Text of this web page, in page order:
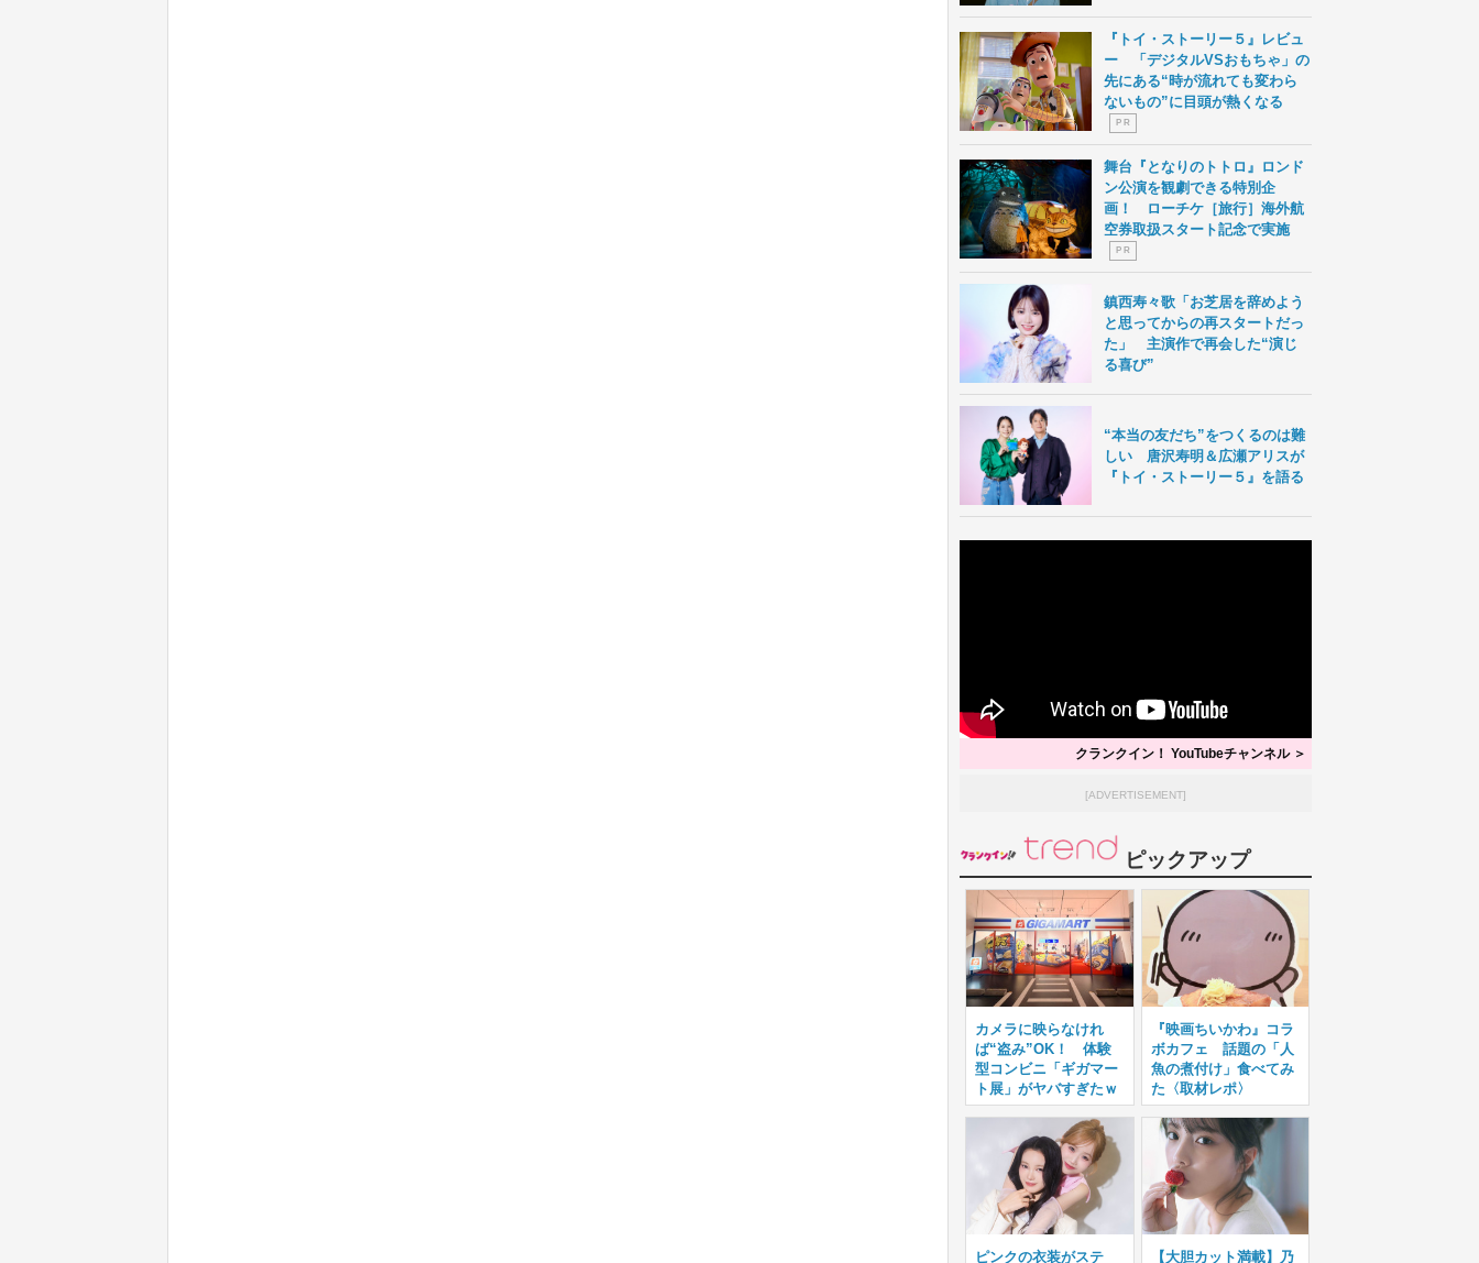
『トイ・ストーリー５』レビュ
ー 「デジタルVSおもちゃ」の
先にある“時が流れても変わら
ないもの”に目頭が熱くなる
P R
舞台『となりのトトロ』ロンド
ン公演を観劇できる特別企
画！ ローチケ［旅行］海外航
空券取扱スタート記念で実施
P R
鎮西寿々歌「お芝居を辞めよう
と思ってからの再スタートだっ
た」 主演作で再会した“演じ
る喜び”
“本当の友だち”をつくるのは難
しい 唐沢寿明＆広瀬アリスが
『トイ・ストーリー５』を語る
クランクイン！ YouTubeチャンネル ＞
[ADVERTISEMENT]
ピックアップ
カメラに映らなけれ
ば“盗み”OK！ 体験
型コンビニ「ギガマー
ト展」がヤバすぎたｗ
『映画ちいかわ』コラ
ボカフェ 話題の「人
魚の煮付け」食べてみ
た〈取材レポ〉
ピンクの衣装がステ 【大胆カット満載】乃